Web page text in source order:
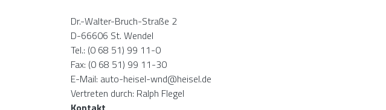
Dr.-Walter-Bruch-Straße 2
D-66606 St. Wendel
Tel.: (0 68 51) 99 11-0
Fax: (0 68 51) 99 11-30
E-Mail: auto-heisel-wnd@heisel.de
Vertreten durch: Ralph Flegel